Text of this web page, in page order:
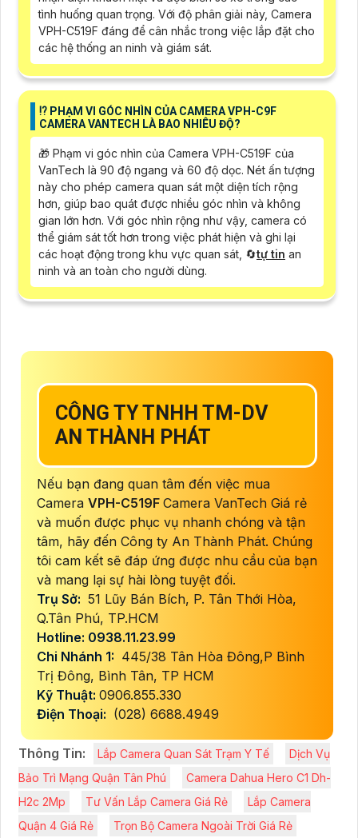
tình huống quan trọng. Với độ phân giải này, Camera
VPH-C519F đáng để cân nhắc trong việc lắp đặt cho
các hệ thống an ninh và giám sát.
⁉️ PHẠM VI GÓC NHÌN CỦA CAMERA VPH-C9F
CAMERA VANTECH LÀ BAO NHIÊU ĐỘ?
🎁 Phạm vi góc nhìn của Camera VPH-C519F của
VanTech là 90 độ ngang và 60 độ dọc. Nét ấn tượng
này cho phép camera quan sát một diện tích rộng
hơn, giúp bao quát được nhiều góc nhìn và không
gian lớn hơn. Với góc nhìn rộng như vậy, camera có
thể giám sát tốt hơn trong việc phát hiện và ghi lại
các hoạt động trong khu vực quan sát, 🔄tự tin an
ninh và an toàn cho người dùng.
CÔNG TY TNHH TM-DV
AN THÀNH PHÁT
Nếu bạn đang quan tâm đến việc mua
Camera VPH-C519F Camera VanTech Giá rẻ
và muốn được phục vụ nhanh chóng và tận
tâm, hãy đến Công ty An Thành Phát. Chúng
tôi cam kết sẽ đáp ứng được nhu cầu của bạn
và mang lại sự hài lòng tuyệt đối.
Trụ Sở: 51 Lũy Bán Bích, P. Tân Thới Hòa,
Q.Tân Phú, TP.HCM
Hotline: 0938.11.23.99
Chi Nhánh 1: 445/38 Tân Hòa Đông,P Bình
Trị Đông, Bình Tân, TP HCM
Kỹ Thuật: 0906.855.330
Điện Thoại: (028) 6688.4949
Thông Tin: Lắp Camera Quan Sát Trạm Y Tế
Dịch Vụ
Bảo Trì Mạng Quận Tân Phú
Camera Dahua Hero C1 Dh-
H2c 2Mp
Tư Vấn Lắp Camera Giá Rẻ
Lắp Camera
Quận 4 Giá Rẻ
Trọn Bộ Camera Ngoài Trời Giá Rẻ